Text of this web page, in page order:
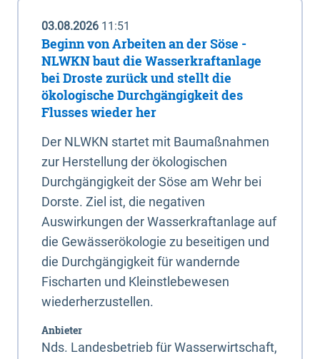
03.08.2026 11:51
Beginn von Arbeiten an der Söse -
NLWKN baut die Wasserkraftanlage
bei Droste zurück und stellt die
ökologische Durchgängigkeit des
Flusses wieder her
Der NLWKN startet mit Baumaßnahmen
zur Herstellung der ökologischen
Durchgängigkeit der Söse am Wehr bei
Dorste. Ziel ist, die negativen
Auswirkungen der Wasserkraftanlage auf
die Gewässerökologie zu beseitigen und
die Durchgängigkeit für wandernde
Fischarten und Kleinstlebewesen
wiederherzustellen.
Anbieter
Nds. Landesbetrieb für Wasserwirtschaft,